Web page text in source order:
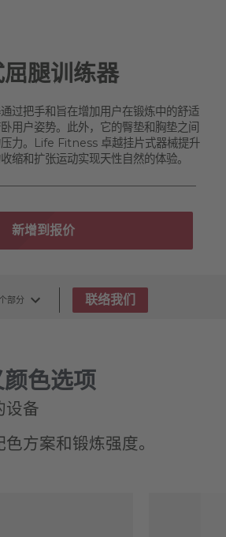
腿训练器
过把手和旨在增加用户在锻炼中的舒适
用户姿势。此外，它的臀垫和胸垫之间
力。Life Fitness 卓越挂片式器械提升
缩和扩张运动实现天性自然的体验。
新增到报价
部分 联络我们
色选项
设备
方案和锻炼强度。